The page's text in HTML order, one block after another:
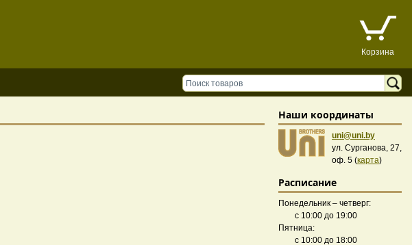
Корзина
Наши координаты
uni@uni.by
ул. Сурганова, 27,
оф. 5 (карта)
Расписание
Понедельник – четверг:
с 10:00 до 19:00
Пятница:
с 10:00 до 18:00